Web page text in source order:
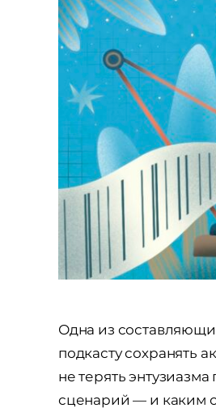
Одна из
подкасту сохранять
не терять
сценарий — и каким